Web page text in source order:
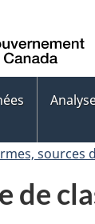
sources
de